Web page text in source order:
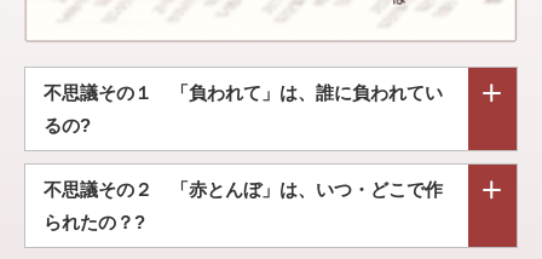
不思議その１
「負われて」は、誰に負われてい
るの?
不思議その２
「赤とんぼ」は、いつ・どこで作
られたの？?